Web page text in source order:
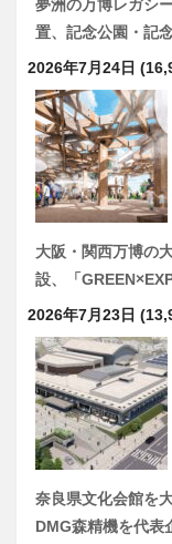
夢洲の万博レガシ
置、記念公園・記
2026年7月24日
大阪・関西万博の
設、「
2026年7月23日
奈良県文化会館を
DMG森精機を代